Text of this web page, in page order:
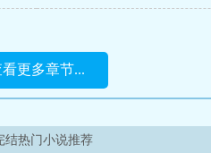
更多章节...
结热门小说推荐